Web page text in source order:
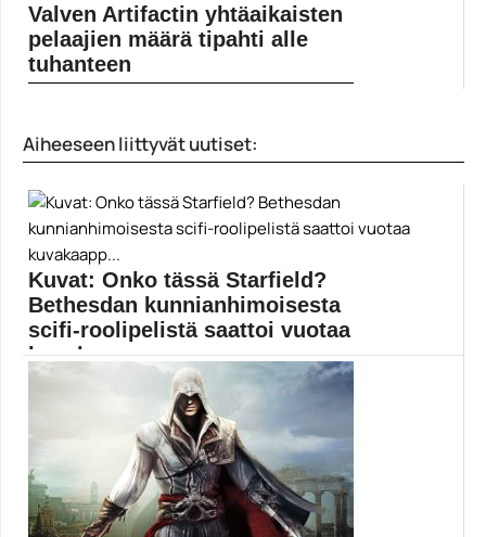
Valven Artifactin yhtäaikaisten
pelaajien määrä tipahti alle
tuhanteen
Artifact
Aiheeseen liittyvät uutiset:
Kuvat: Onko tässä Starfield?
Bethesdan kunnianhimoisesta
scifi-roolipelistä saattoi vuotaa
kuvakaapp...
Uudet kuvat saattavat olla peräisin avaruuspeli
Starfieldistä. Bethesda...